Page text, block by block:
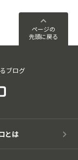
ページの
先頭に戻る
ブログ
とは